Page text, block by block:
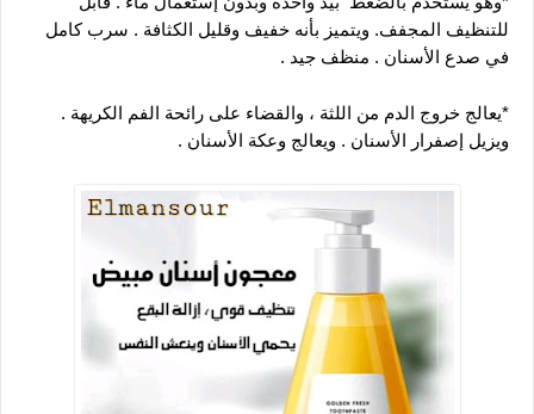
في صدع الأسنان . منظف جيد .
ويزيل إصفرار الأسنان . ويعالج وعكة الأسنان .